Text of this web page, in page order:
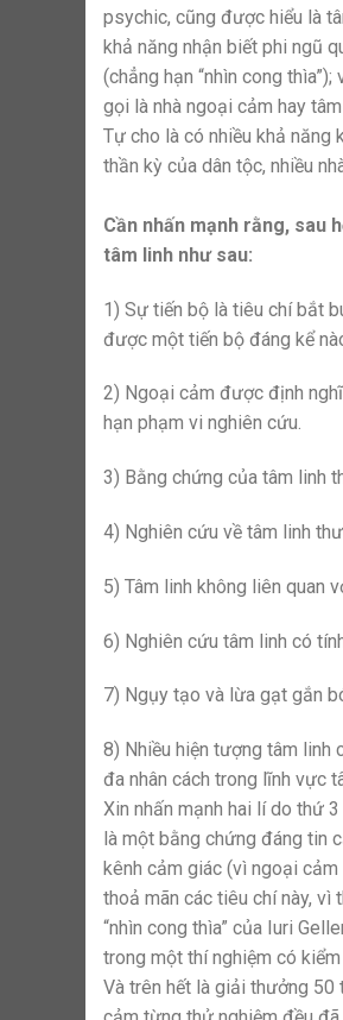
psychic, cũng được hiểu là
khả năng nhận biết phi ngũ
(chẳng hạn “nhìn cong
gọi là nhà ngoại cảm hay
Tự cho là có nhiều khả năng
thần kỳ của dân tộc, nhiều
Cần nhấn mạnh rằng, sau
tâm linh như sau:
1) Sự tiến bộ là tiêu chí bắt
được một tiến bộ đáng kể
2) Ngoại cảm được định
hạn phạm vi nghiên cứu.
3) Bằng chứng của tâm linh
4) Nghiên cứu về tâm linh
5) Tâm linh không liên quan
6) Nghiên cứu tâm linh có
7) Ngụy tạo và lừa gạt gắn
8) Nhiều hiện tượng tâm linh
đa nhân cách trong lĩnh vực
Xin nhấn mạnh hai lí do thứ
là một bằng chứng đáng tin
kênh cảm giác (vì ngoại
thoả mãn các tiêu chí này, vì
“nhìn cong thìa” của Iuri
trong một thí nghiệm có
Và trên hết là giải thưởng 50